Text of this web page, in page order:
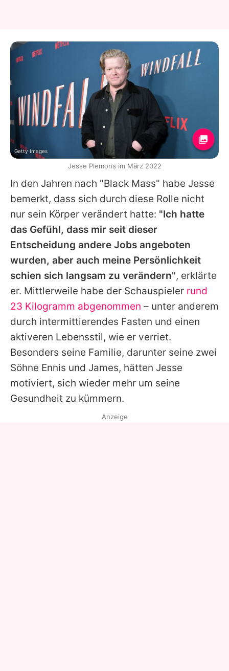
In den Jahren nach "Black Mass" habe Jesse
bemerkt, dass sich durch diese Rolle nicht
nur sein Körper verändert hatte: "Ich hatte
das Gefühl, dass mir seit dieser
Entscheidung andere Jobs angeboten
wurden, aber auch meine Persönlichkeit
schien sich langsam zu verändern", erklärte
er. Mittlerweile habe der Schauspieler rund
23 Kilogramm abgenommen – unter anderem
durch intermittierendes Fasten und einen
aktiveren Lebensstil, wie er verriet.
Besonders seine Familie, darunter seine zwei
Söhne Ennis und James, hätten Jesse
motiviert, sich wieder mehr um seine
Gesundheit zu kümmern.
Getty Images
Jesse Plemons im März 2022
Anzeige